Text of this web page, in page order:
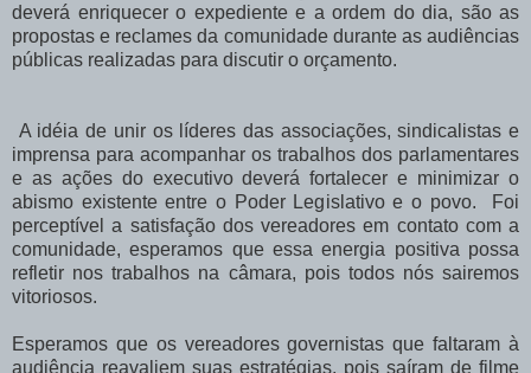
deverá enriquecer o expediente e a ordem do dia, são as
propostas e reclames da comunidade durante as audiências
públicas realizadas para discutir o orçamento.
A idéia de unir os líderes das associações, sindicalistas e
imprensa para acompanhar os trabalhos dos parlamentares
e as ações do executivo deverá fortalecer e minimizar o
abismo existente entre o Poder Legislativo e o povo. Foi
perceptível a satisfação dos vereadores em contato com a
comunidade, esperamos que essa energia positiva possa
refletir nos trabalhos na câmara, pois todos nós sairemos
vitoriosos.
Esperamos que os vereadores governistas que faltaram à
audiência reavaliem suas estratégias, pois saíram de filme